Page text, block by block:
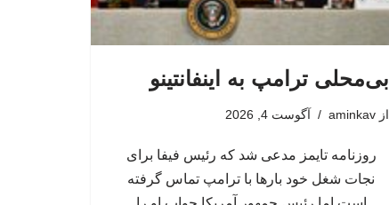
بی‌محلی ترامپ به اینفانتینو
از aminkav آگوست 4, 2026
روزنامه تایمز مدعی شد که رئیس فیفا برای
نجات شغل خود بارها با ترامپ تماس گرفته